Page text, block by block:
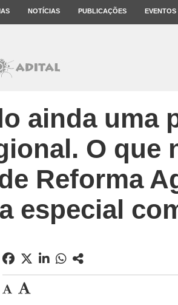
NOTÍCIAS PUBLICAÇÕES EVENTOS
ainda uma
O que
Reforma
especial